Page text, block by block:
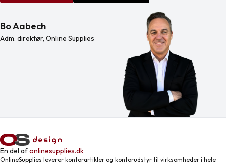
Bo Aabech
Adm. direktør, Online Supplies
En del afonlinesupplies.dk
OnlineSupplies leverer kontorartikler og kontorudstyr til virksomheder i hele